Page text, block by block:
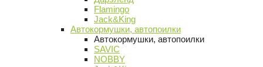
Flamingo
Jack&King
Автокормушки, автопоилки
Автокормушки, автопоилки
SAVIC
NOBBY